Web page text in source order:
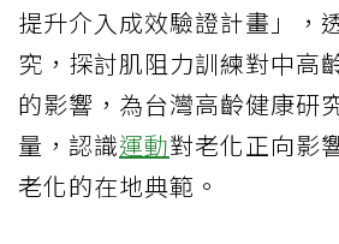
提升介入成效驗證計畫」，
究，探討肌阻力訓練對中高
的影響，為台灣高齡健康研
量，認識運動對老化正向影
老化的在地典範。